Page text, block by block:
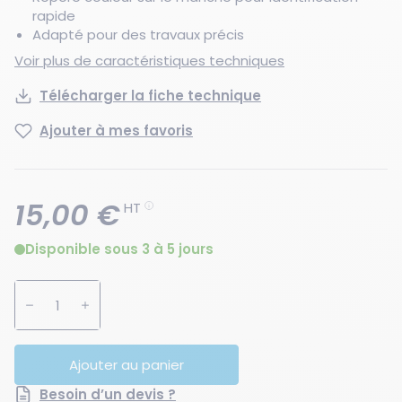
rapide
Adapté pour des travaux précis
Voir plus de caractéristiques techniques
Télécharger la fiche technique
Ajouter à mes favoris
15,00 €HT
Disponible sous 3 à 5 jours
Augmenter la quantité
Ajouter au panier
Besoin d’un devis ?